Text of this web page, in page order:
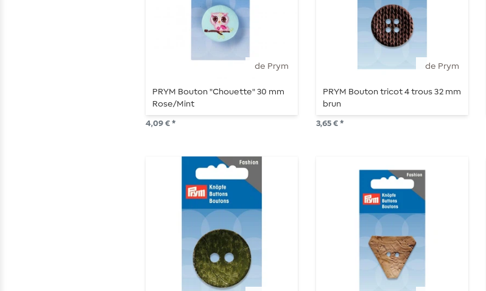
de Prym
PRYM Bouton "Chouette" 30 mm
Rose/Mint
4,09 € *
de Prym
PRYM Bouton tricot 4 trous 32 mm
brun
3,65 € *